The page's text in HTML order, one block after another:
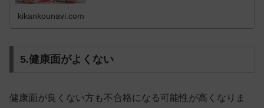
kikankounavi.com
5.健康面がよくない
健康面が良くない方も不合格になる可能性が高く なりま